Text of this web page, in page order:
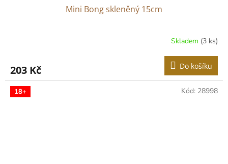
Mini Bong skleněný 15cm
Skladem (3 ks)
203 Kč Do košíku
18+ Kód: 28998